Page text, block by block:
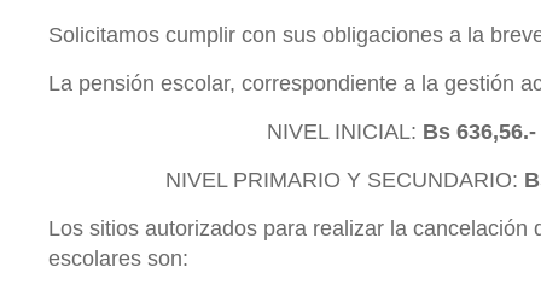
Solicitamos cumplir con sus obligaciones a la
La pensión escolar, correspondiente a la gestión
NIVEL INICIAL: Bs 636,56.-
NIVEL PRIMARIO Y SECUNDARIO:
Los sitios autorizados para realizar la cancelación
escolares son: